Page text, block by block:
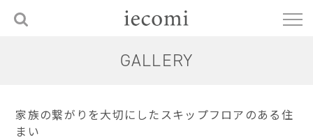
GALLERY
家族の繋がりを大切にしたスキップフロアのある住
まい